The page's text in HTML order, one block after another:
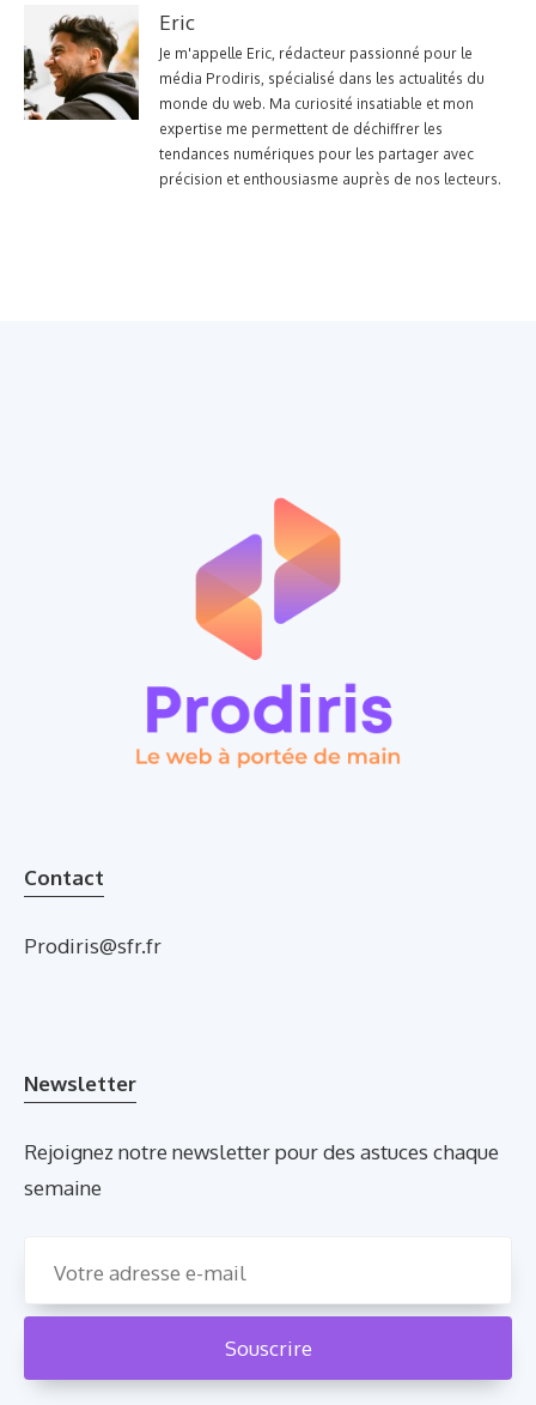
Eric
Je m'appelle Eric, rédacteur passionné pour le
média Prodiris, spécialisé dans les actualités du
monde du web. Ma curiosité insatiable et mon
expertise me permettent de déchiffrer les
tendances numériques pour les partager avec
précision et enthousiasme auprès de nos lecteurs.
Contact
Prodiris@sfr.fr
Newsletter
Rejoignez notre newsletter pour des astuces chaque
semaine